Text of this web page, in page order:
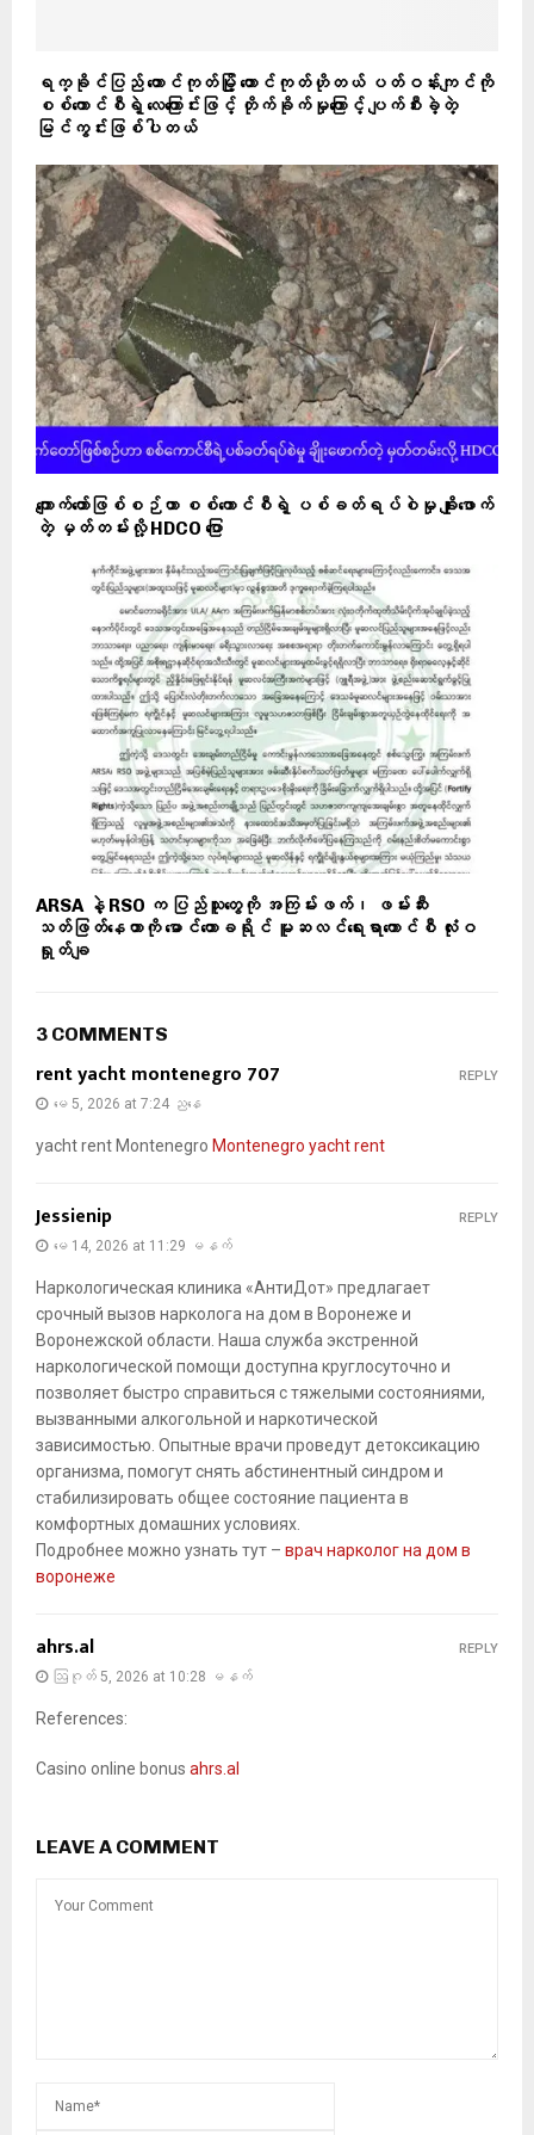
ရက္ခိုင်ပြည် တောင်ကုတ်မြို့ တောင်ကုတ်ဟိုတယ် ပတ်ဝန်းကျင်ကို
စစ်ကောင်စီရဲ့ လေကြောင်းဖြင့် တိုက်ခိုက်မှုကြောင့် ပျက်စီးခဲ့တဲ့
မြင်ကွင်းဖြစ်ပါတယ်
ကျောက်တော်ဖြစ်စဉ်ဟာ စစ်ကောင်စီရဲ့ ပစ်ခတ်ရပ်စဲမှု ချိုးဖောက်
တဲ့ မှတ်တမ်းလို့ HDCO ပြော
ARSA နဲ့ RSO က ပြည်သူတွေကို အကြမ်းဖက်၊ ဖမ်းဆီး
သတ်ဖြတ်နေတာကို မောင်တောခရိုင် မူဆလင်ရေးရာကောင်စီ လုံးဝ
ရှုတ်ချ
3 COMMENTS
rent yacht montenegro 707
မေ 5, 2026 at 7:24 ညနေ
yacht rent Montenegro Montenegro yacht rent
REPLY
Jessienip
မေ 14, 2026 at 11:29 မနက်
Наркологическая клиника «АнтиДот» предлагает
срочный вызов нарколога на дом в Воронеже и
Воронежской области. Наша служба экстренной
наркологической помощи доступна круглосуточно и
позволяет быстро справиться с тяжелыми состояниями,
вызванными алкогольной и наркотической
зависимостью. Опытные врачи проведут детоксикацию
организма, помогут снять абстинентный синдром и
стабилизировать общее состояние пациента в
комфортных домашних условиях.
Подробнее можно узнать тут – врач нарколог на дом в
воронеже
REPLY
ahrs.al
ဩဂုတ် 5, 2026 at 10:28 မနက်
References:
Casino online bonus ahrs.al
REPLY
LEAVE A COMMENT